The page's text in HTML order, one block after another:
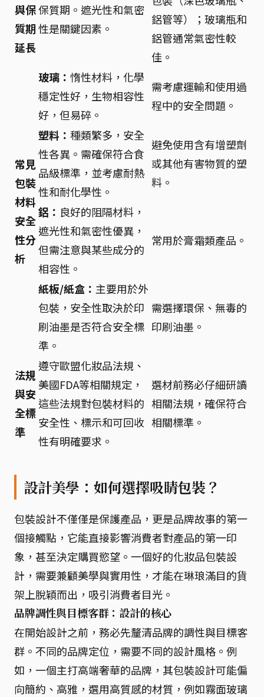
與保
質期
延長
保質期。遮光性和氣密
性是關鍵因素。
鋁管等）；玻璃瓶和
鋁管通常氣密性較
佳。
常見
包裝
材料
安全
性分
析
玻璃： 惰性材料，化學
穩定性好，生物相容性
好，但易碎。
需考慮運輸和使用過
程中的安全問題。
塑料： 種類繁多，安全
性各異。需確保符合食
品級標準，並考慮耐熱
性和耐化學性。
避免使用含有增塑劑
或其他有害物質的塑
料。
鋁： 良好的阻隔材料，
遮光性和氣密性優異，
但需注意與某些成分的
相容性。
常用於膏霜類產品。
紙板/紙盒： 主要用於外
包裝，安全性取決於印
刷油墨是否符合安全標
準。
需選擇環保、無毒的
印刷油墨。
法規
與安
全標
準
遵守歐盟化妝品法規、
美國FDA等相關規定，
這些法規對包裝材料的
安全性、標示和可回收
性有明確要求。
選材前務必仔細研讀
相關法規，確保符合
相關標準。
設計美學：如何選擇吸睛包裝？
包裝設計不僅僅是保護產品，更是品牌故事的第一
個接觸點，它能直接影響消費者對產品的第一印
象，甚至決定購買慾望。一個好的化妝品包裝設
計，需要兼顧美學與實用性，才能在琳琅滿目的貨
架上脫穎而出，吸引消費者目光。
品牌調性與目標客群：設計的核心
在開始設計之前，務必先釐清品牌的調性與目標客
群。不同的品牌定位，需要不同的設計風格。例
如，一個主打高端奢華的品牌，其包裝設計可能偏
向簡約、高雅，選用高質感的材質，例如霧面玻璃